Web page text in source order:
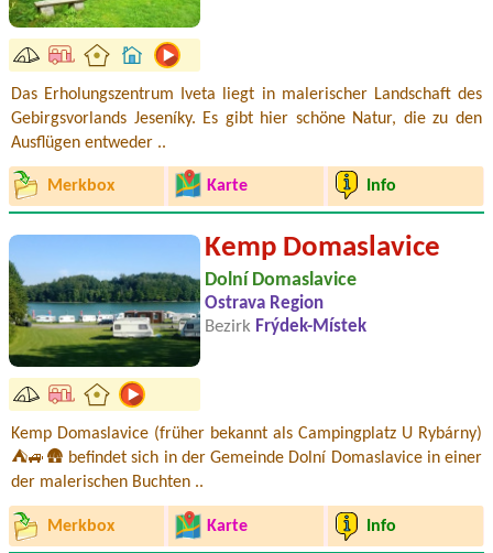
Das Erholungszentrum Iveta liegt in malerischer Landschaft des
Gebirgsvorlands Jeseníky. Es gibt hier schöne Natur, die zu den
Ausflügen entweder ..
Merkbox Karte Info
Kemp Domaslavice
Dolní Domaslavice
Ostrava Region
Bezirk Frýdek-Místek
Kemp Domaslavice (früher bekannt als Campingplatz U Rybárny)
⛺🚙🛖 befindet sich in der Gemeinde Dolní Domaslavice in einer
der malerischen Buchten ..
Merkbox Karte Info